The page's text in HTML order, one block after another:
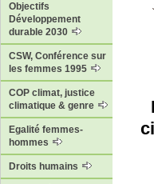
Objectifs
Développement
durable 2030
CSW, Conférence sur
les femmes 1995
COP climat, justice
climatique & genre
Egalité femmes-
hommes
Droits humains